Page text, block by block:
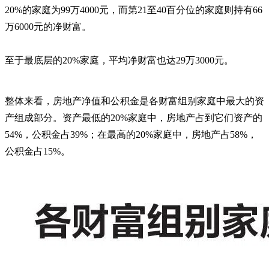
20%的家庭为99万4000元，而第21至40百分位的家庭则持有66
万6000元的净财富。
至于最底层的20%家庭，平均净财富也达29万3000元。
整体来看，房地产净值和公积金是各财富组别家庭中最大的资
产组成部分。资产最低的20%家庭中，房地产占到它们资产的
54%，公积金占39%；在最高的20%家庭中，房地产占58%，
公积金占15%。